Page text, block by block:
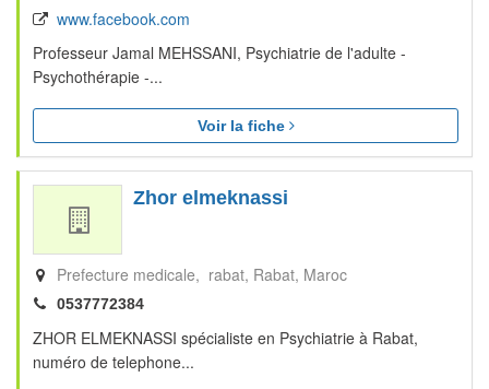
www.facebook.com
Professeur Jamal MEHSSANI, Psychiatrie de l'adulte -
Psychothérapie -...
Voir la fiche
Zhor elmeknassi
Prefecture medicale, rabat Rabat Maroc
0537772384
ZHOR ELMEKNASSI spécialiste en Psychiatrie à Rabat,
numéro de telephone...